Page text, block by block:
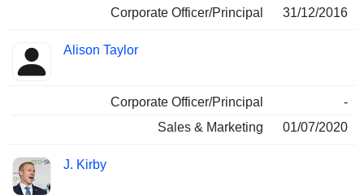
Corporate Officer/Principal 31/12/2016
Alison Taylor
Corporate Officer/Principal
-
Sales & Marketing
01/07/2020
J. Kirby